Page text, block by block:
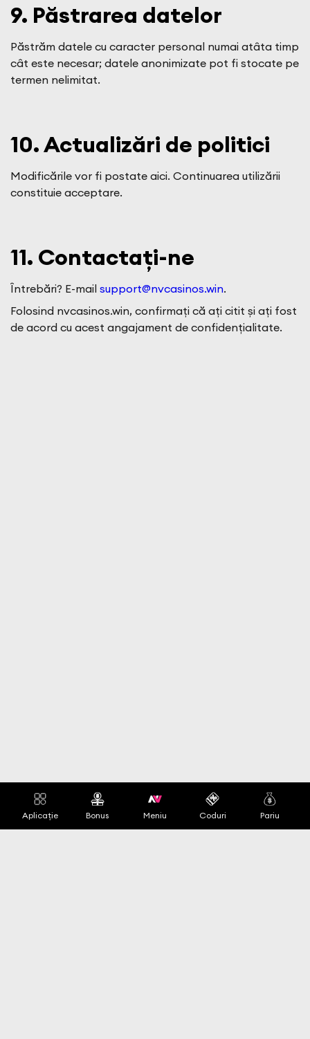
Aplicație Bonus Meniu Coduri Pariu
9. Păstrarea datelor
Păstrăm datele cu caracter personal numai atâta timp
cât este necesar; datele anonimizate pot fi stocate pe
termen nelimitat.
10. Actualizări de politici
Modificările vor fi postate aici. Continuarea utilizării
constituie acceptare.
11. Contactați-ne
Întrebări? E-mail support@nvcasinos.win.
Folosind nvcasinos.win, confirmați că ați citit și ați fost
de acord cu acest angajament de confidențialitate.